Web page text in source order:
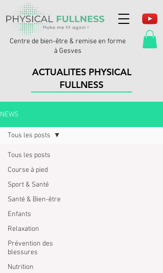
Centre de bien-être & remise en forme
à Gesves
ACTUALITES PHYSICAL
FULLNESS
NEWS
Tous les posts
Course à pied
Sport & Santé
Santé & Bien-être
Enfants
Relaxation
Prévention des
blessures
Nutrition
Tous les posts